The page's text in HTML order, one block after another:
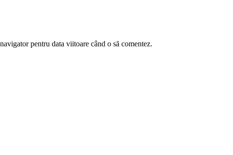
pentru data viitoare când o să comentez.